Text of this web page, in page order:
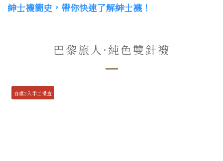
紳士襪簡史，帶你快速了解紳士襪！
巴黎旅人·純色雙針襪
自組2入手工禮盒